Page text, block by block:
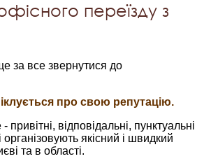
переїзду з
за все звернутися до
про свою репутацію.
привітні, відповідальні, пунктуальні
організовують якісний і швидкий
та в області.